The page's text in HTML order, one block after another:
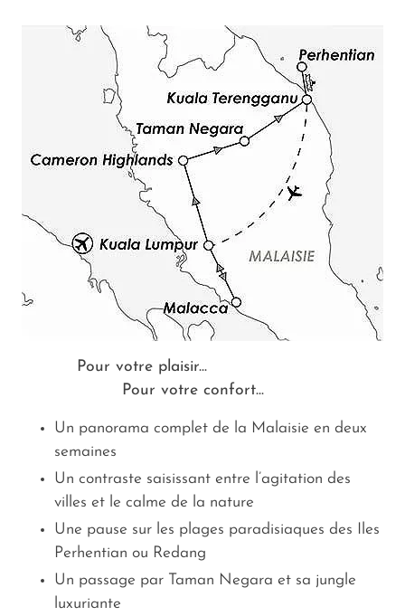
Pour votre plaisir...
Pour votre confort...
Un panorama complet de la Malaisie en deux
semaines
Un contraste saisissant entre l’agitation des
villes et le calme de la nature
Une pause sur les plages paradisiaques des Iles
Perhentian ou Redang
Un passage par Taman Negara et sa jungle
luxuriante